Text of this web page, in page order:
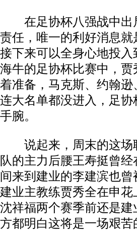
在足协杯八强战中出
责任，唯一的利好消息
接下来可以全身心地投
海牛的足协杯比赛中，
着准备，马克斯、约翰
连大名单都没进入，足
手腕。
说起来，周末的这场
队的主力后腰王寿挺曾
间来到建业的李建滨也
建业主教练贾秀全在申
沈祥福两个赛季前还是
方都明白这将是一场艰